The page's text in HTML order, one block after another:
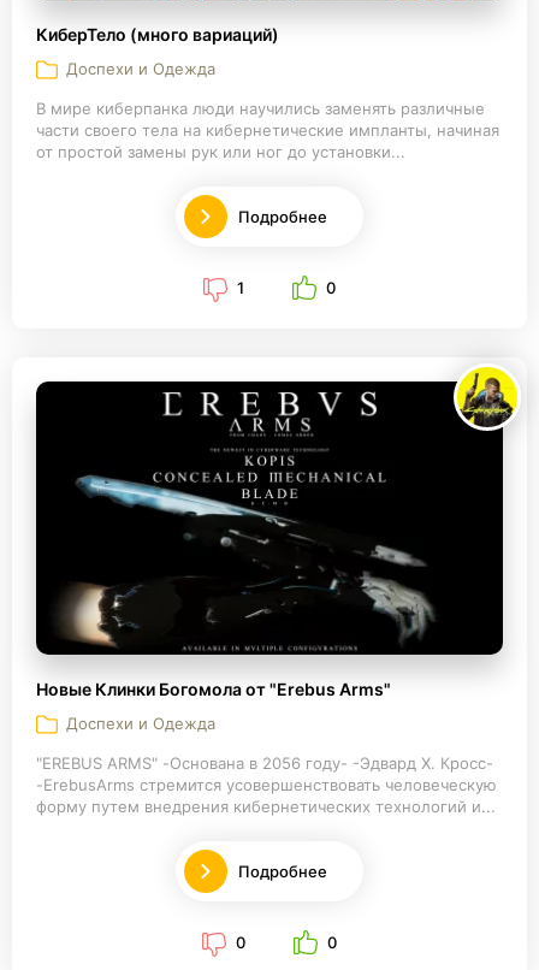
КиберТело (много вариаций)
Доспехи и Одежда
В мире киберпанка люди научились заменять различные
части своего тела на кибернетические импланты, начиная
от простой замены рук или ног до установки...
Подробнее
1 0
Новые Клинки Богомола от "Erebus Arms"
Доспехи и Одежда
"EREBUS ARMS" -Основана в 2056 году- -Эдвард Х. Кросс-
-ErebusArms стремится усовершенствовать человеческую
форму путем внедрения кибернетических технологий и...
Подробнее
0 0